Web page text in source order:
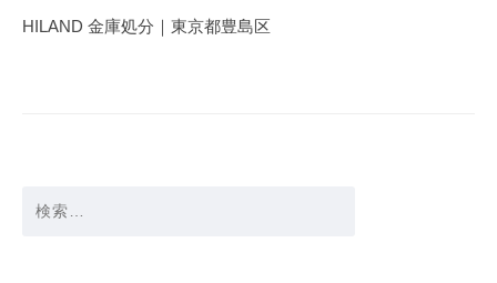
ゲ
HILAND 金庫処分｜東京都豊島区